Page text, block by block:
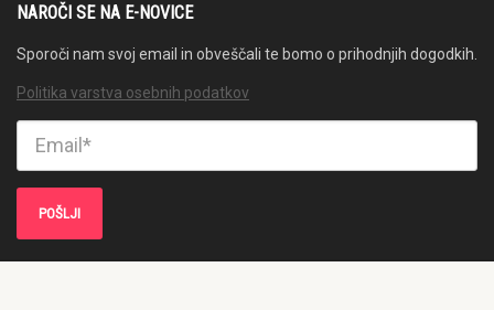
NAROČI SE NA E-NOVICE
Sporoči nam svoj email in obveščali te bomo o prihodnjih dogodkih.
Politika varstva osebnih podatkov